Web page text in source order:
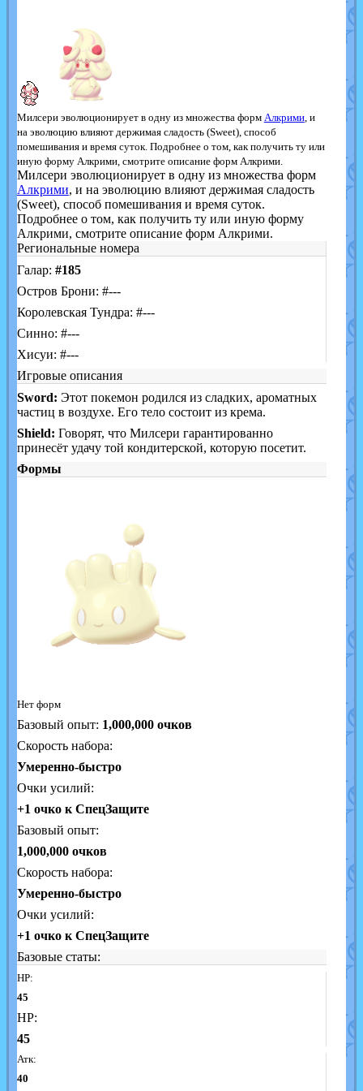
Милсери эволюционирует в одну из множества форм Алкрими, и
на эволюцию влияют держимая сладость (Sweet), способ
помешивания и время суток. Подробнее о том, как получить ту или
иную форму Алкрими, смотрите описание форм Алкрими.
Милсери эволюционирует в одну из множества форм
Алкрими, и на эволюцию влияют держимая сладость
(Sweet), способ помешивания и время суток.
Подробнее о том, как получить ту или иную форму
Алкрими, смотрите описание форм Алкрими.
Региональные номера
Галар: #185
Остров Брони: #---
Королевская Тундра: #---
Синно: #---
Хисуи: #---
Игровые описания
Sword: Этот покемон родился из сладких, ароматных
частиц в воздухе. Его тело состоит из крема.
Shield: Говорят, что Милсери гарантированно
принесёт удачу той кондитерской, которую посетит.
Формы
Нет форм
Базовый опыт: 1,000,000очков
Скорость набора:
Умеренно-быстро
Очки усилий:
+1 очко к СпецЗащите
Базовый опыт:
1,000,000 очков
Скорость набора:
Умеренно-быстро
Очки усилий:
+1 очко к СпецЗащите
Базовые статы:
HP:
45
HP:
45
Атк:
40